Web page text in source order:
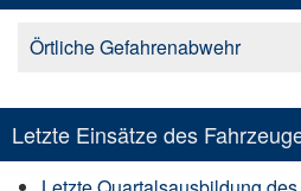
Örtliche Gefahrenabwehr
Letzte Einsätze des